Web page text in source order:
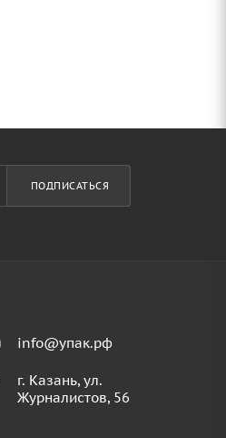
ПОДПИСАТЬСЯ
info@упак.рф
г. Казань, ул.
Журналистов, 56